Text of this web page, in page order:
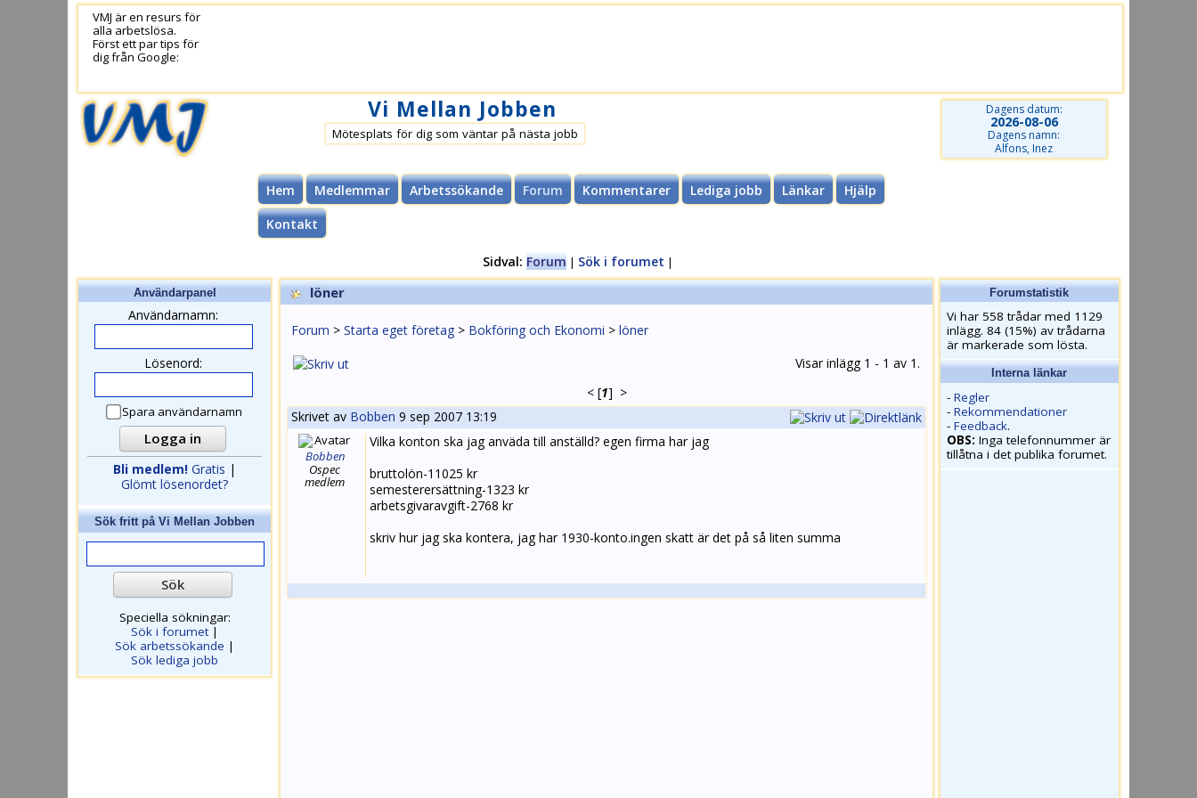
VMJ är en resurs för
alla arbetslösa.
Först ett par tips för
dig från Google:
Dagens datum:
2026-08-06
Dagens namn:
Alfons, Inez
Vi Mellan Jobben
Mötesplats för dig som väntar på nästa jobb
Hem Medlemmar Arbetssökande Forum Kommentarer Lediga jobb Länkar
Hjälp
Kontakt
Sidval: Forum | Sök i forumet |
Användarpanel
Användarnamn:
Lösenord:
Spara användarnamn
Bli medlem! Gratis |
Glömt lösenordet?
Sök fritt på Vi Mellan Jobben
Speciella sökningar:
Sök i forumet|
Sök arbetssökande |
Sök lediga jobb
löner
Forum > Starta eget företag> Bokföring och Ekonomi > löner
Visar inlägg 1 - 1 av 1.
< [1] >
Skrivet av Bobben 9 sep 2007 13:19
Bobben
Ospec
medlem
Vilka konton ska jag anväda till anställd? egen firma har jag
bruttolön-11025 kr
semesterersättning-1323 kr
arbetsgivaravgift-2768 kr
skriv hur jag ska kontera, jag har 1930-konto.ingen skatt är det på så liten summa
Forumstatistik
Vi har 558 trådar med 1129
inlägg. 84 (15%) av trådarna
är markerade som lösta.
Interna länkar
- Regler
- Rekommendationer
- Feedback.
OBS: Inga telefonnummer är
tillåtna i det publika forumet.